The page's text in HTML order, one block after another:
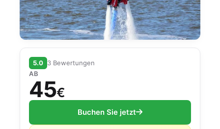
5.0 3 Bewertungen
AB
45€
Buchen Sie jetzt